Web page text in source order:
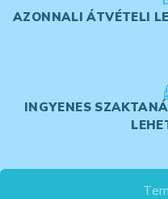
AZONNALI ÁTVÉTELI
INGYENES